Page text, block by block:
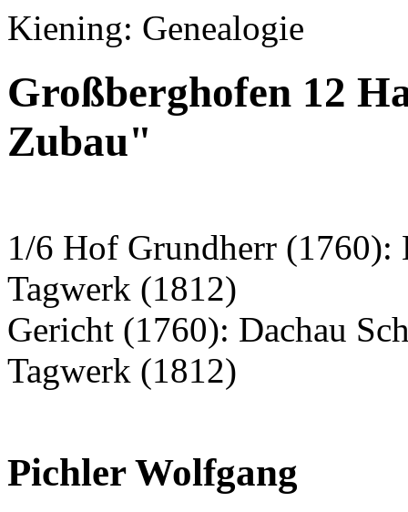
Kiening: Genealogie
Großberghofen 12
Zubau"
1/6 Hof Grundherr (1760):
Tagwerk (1812)
Gericht (1760): Dachau
Tagwerk (1812)
Pichler Wolfgang